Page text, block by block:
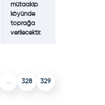
mütaakip
köyünde
toprağa
verilecektir.
328 329